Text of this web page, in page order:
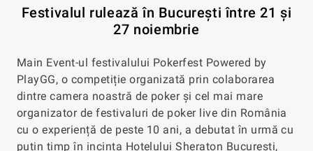
Festivalul rulează în București între 21 și
27 noiembrie
Main Event-ul festivalului Pokerfest Powered by
PlayGG, o competiție organizată prin colaborarea
dintre camera noastră de poker și cel mai mare
organizator de festivaluri de poker live din România
cu o experiență de peste 10 ani, a debutat în urmă cu
puțin timp în incinta Hotelului Sheraton București,